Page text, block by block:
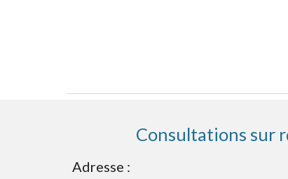
Consultations sur
Adresse :